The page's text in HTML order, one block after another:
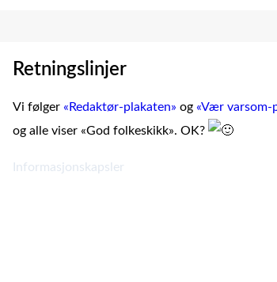
Retningslinjer
Vi følger «Redaktør-plakaten» og «Vær varsom-
og alle viser «God folkeskikk». OK?
Informasjonskapsler